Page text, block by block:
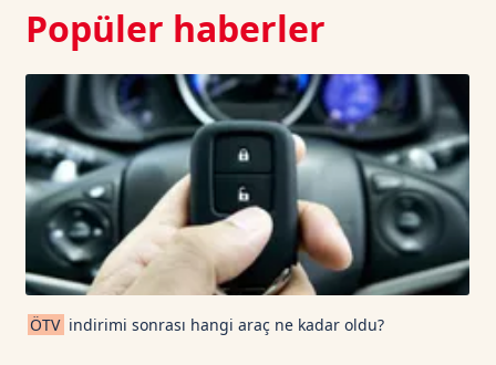
Popüler haberler
ÖTV indirimi sonrası hangi araç ne kadar oldu?